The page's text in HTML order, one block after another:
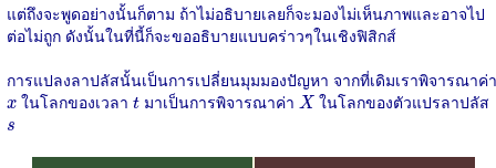
แต่ถึงจะพูดอย่างนั้นก็ตาม ถ้าไม่อธิบายเลยก็จะมองไม่เห็นภาพและอาจไป
ต่อไม่ถูก ดังนั้นในที่นี้ก็จะขออธิบายแบบคร่าวๆในเชิงฟิสิกส์
การแปลงลาปลัสนั้นเป็นการเปลี่ยนมุมมองปัญหา จากที่เดิมเราพิจารณาค่า
x
x ในโลกของเวลา t
t มาเป็นการพิจารณาค่า X
X ในโลกของตัวแปรลาปลัส
s
s